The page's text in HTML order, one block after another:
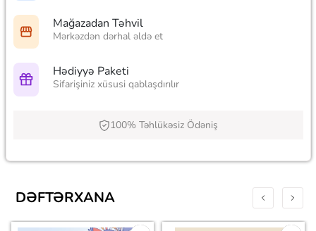
Mağazadan Təhvil
Mərkəzdən dərhal əldə et
Hədiyyə Paketi
Sifarişiniz xüsusi qablaşdırılır
100% Təhlükəsiz Ödəniş
DƏFTƏRXANA